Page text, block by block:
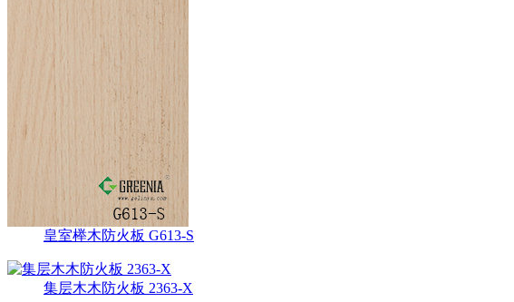
皇室榉木防火板 G613-S
集层木木防火板 2363-X